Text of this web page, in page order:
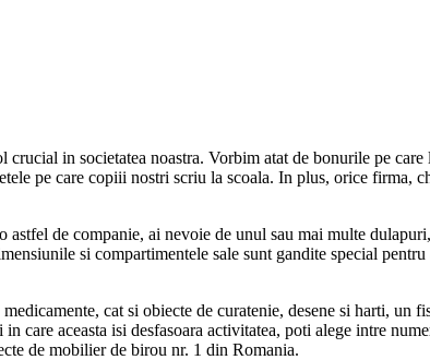
in societatea noastra. Vorbim atat de bonurile pe
pe care copiii nostri scriu la scoala. In plus, orice firma,
de companie, ai nevoie de unul sau mai multe
si compartimentele sale sunt gandite special
cat si obiecte de curatenie, desene si harti,
care aceasta isi desfasoara activitatea, poti alege intre
de mobilier de birou nr. 1 din Romania.